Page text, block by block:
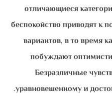
отличающиеся
беспокойство приводят к
вариантов, в то время
побуждают
Безразличные
уравновешенному и